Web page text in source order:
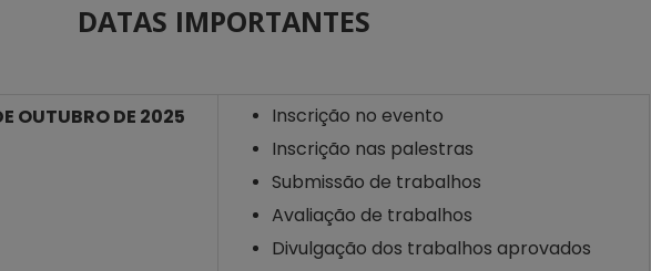
DATAS IMPORTANTES
OUTUBRO DE 2025
Inscrição no evento
Inscrição nas palestras
Submissão de trabalhos
Avaliação de trabalhos
Divulgação dos trabalhos aprovados